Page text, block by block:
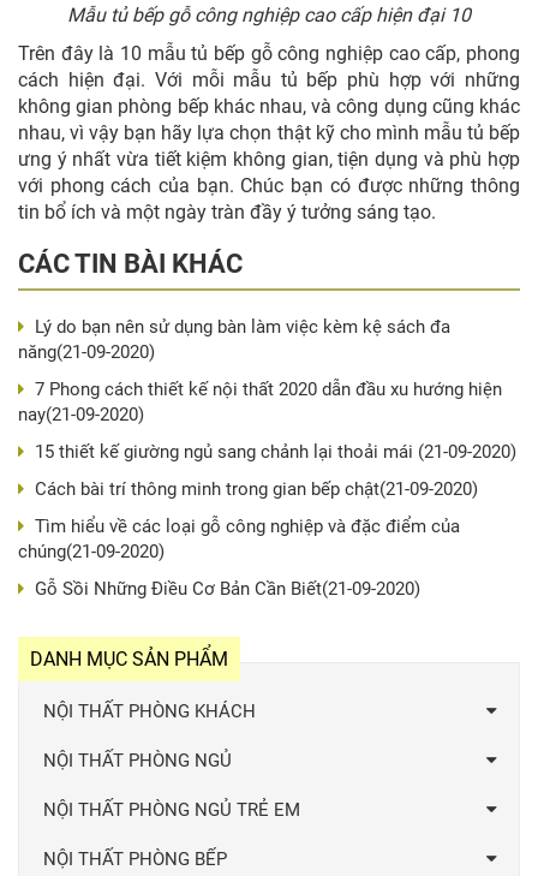
Mẫu tủ bếp gỗ công nghiệp cao cấp hiện đại 10
Trên đây là 10 mẫu tủ bếp gỗ công nghiệp cao cấp, phong
cách hiện đại. Với mỗi mẫu tủ bếp phù hợp với những
không gian phòng bếp khác nhau, và công dụng cũng khác
nhau, vì vậy bạn hãy lựa chọn thật kỹ cho mình mẫu tủ bếp
ưng ý nhất vừa tiết kiệm không gian, tiện dụng và phù hợp
với phong cách của bạn. Chúc bạn có được những thông
tin bổ ích và một ngày tràn đầy ý tưởng sáng tạo.
CÁC TIN BÀI KHÁC
Lý do bạn nên sử dụng bàn làm việc kèm kệ sách đa
năng(21-09-2020)
7 Phong cách thiết kế nội thất 2020 dẫn đầu xu hướng hiện
nay(21-09-2020)
15 thiết kế giường ngủ sang chảnh lại thoải mái (21-09-2020)
Cách bài trí thông minh trong gian bếp chật(21-09-2020)
Tìm hiểu về các loại gỗ công nghiệp và đặc điểm của
chúng(21-09-2020)
Gỗ Sồi Những Điều Cơ Bản Cần Biết(21-09-2020)
DANH MỤC SẢN PHẨM
NỘI THẤT PHÒNG KHÁCH
NỘI THẤT PHÒNG NGỦ
NỘI THẤT PHÒNG NGỦ TRẺ EM
NỘI THẤT PHÒNG BẾP
Quẩy Bar 007